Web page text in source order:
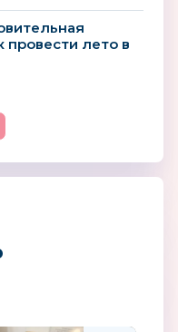
провести лето в